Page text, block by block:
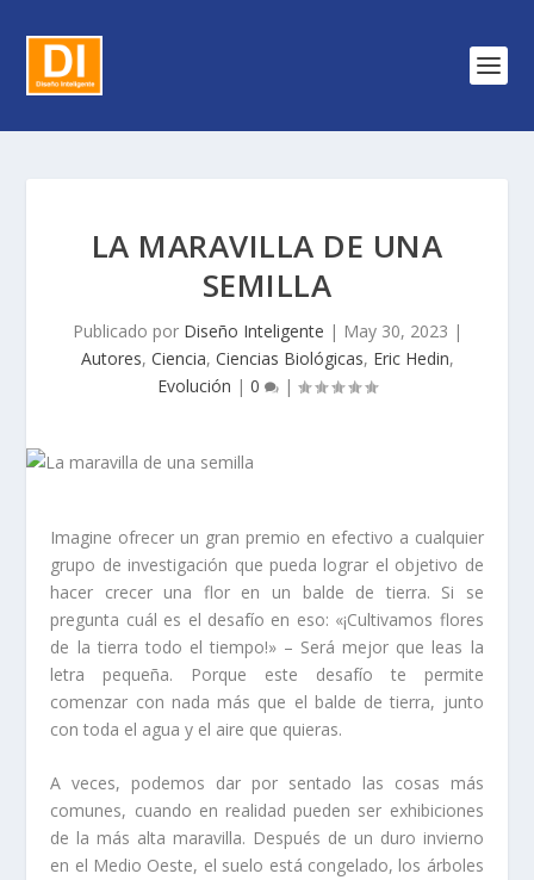
LA MARAVILLA DE UNA
SEMILLA
Publicado por Diseño Inteligente | May 30, 2023 |
Autores, Ciencia, Ciencias Biológicas, Eric Hedin,
Evolución | 0 |
Imagine ofrecer un gran premio en efectivo a cualquier
grupo de investigación que pueda lograr el objetivo de
hacer crecer una flor en un balde de tierra. Si se
pregunta cuál es el desafío en eso: «¡Cultivamos flores
de la tierra todo el tiempo!» – Será mejor que leas la
letra pequeña. Porque este desafío te permite
comenzar con nada más que el balde de tierra, junto
con toda el agua y el aire que quieras.
A veces, podemos dar por sentado las cosas más
comunes, cuando en realidad pueden ser exhibiciones
de la más alta maravilla. Después de un duro invierno
en el Medio Oeste, el suelo está congelado, los árboles